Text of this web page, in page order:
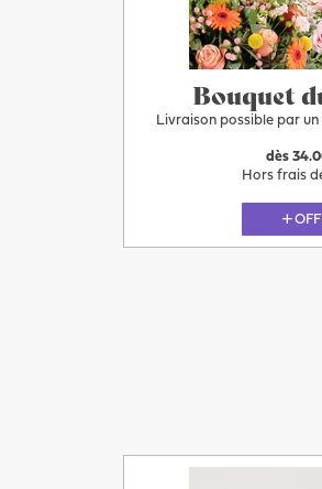
Bouquet
Livraison possible par
dès
Hors frais